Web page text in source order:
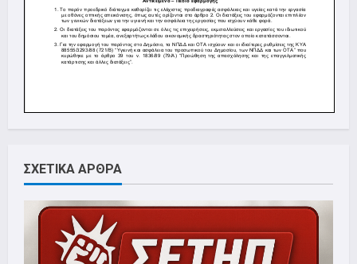
ΣΧΕΤΙΚΑ ΑΡΘΡΑ